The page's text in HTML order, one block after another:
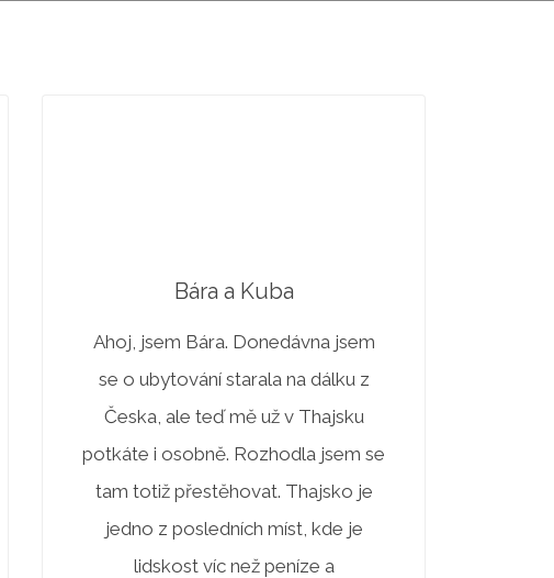
Bára a Kuba
Ahoj, jsem Bára. Donedávna jsem
se o ubytování starala na dálku z
Česka, ale teď mě už v Thajsku
potkáte i osobně. Rozhodla jsem se
tam totiž přestěhovat. Thajsko je
jedno z posledních míst, kde je
lidskost víc než peníze a